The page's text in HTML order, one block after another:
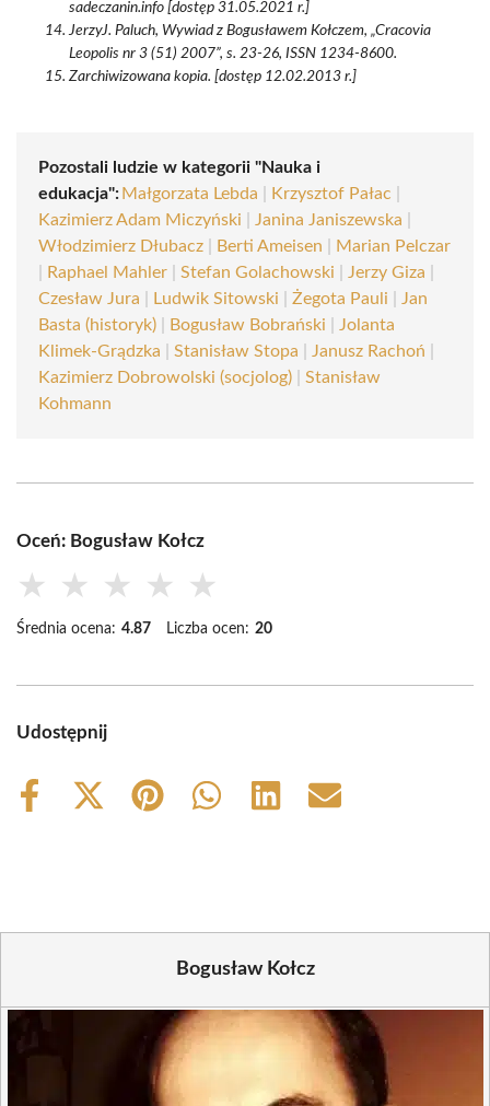
sadeczanin.info [dostęp 31.05.2021 r.]
JerzyJ. Paluch, Wywiad z Bogusławem Kołczem, „Cracovia
Leopolis nr 3 (51) 2007”, s. 23-26, ISSN 1234-8600.
Zarchiwizowana kopia. [dostęp 12.02.2013 r.]
Pozostali ludzie w kategorii "Nauka i
edukacja": Małgorzata Lebda Krzysztof Pałac
Kazimierz Adam Miczyński
Janina Janiszewska
Włodzimierz Dłubacz
Berti Ameisen
Marian Pelczar
Raphael Mahler Stefan Golachowski Jerzy Giza
Czesław Jura
Ludwik Sitowski Żegota Pauli
Jan
Basta (historyk)
Bogusław Bobrański
Jolanta
Klimek-Grądzka
Stanisław Stopa Janusz Rachoń
Kazimierz Dobrowolski (socjolog)
Stanisław
Kohmann
Oceń: Bogusław Kołcz
★ ★ ★ ★ ★
Średnia ocena: 4.87 Liczba ocen: 20
Udostępnij
Share
Share
Share
Share
Share
Share
Bogusław Kołcz